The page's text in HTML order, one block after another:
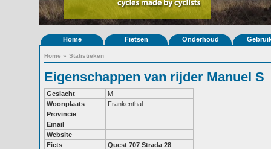
Home Fietsen Onderhoud
Home » Statistieken
Eigenschappen van rijder Manuel S
Geslacht
M
Woonplaats
Frankenthal
Provincie
Email
Website
Fiets
Quest 707 Strada 28